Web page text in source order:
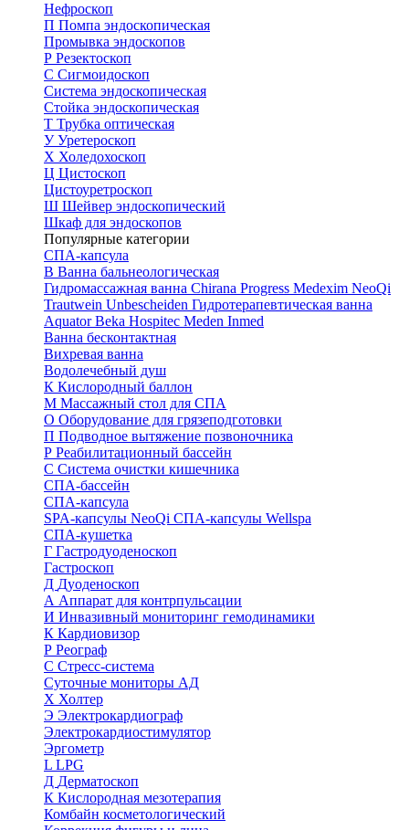
Нефроскоп
П Помпа эндоскопическая
Промывка эндоскопов
Р Резектоскоп
С Сигмоидоскоп
Система эндоскопическая
Стойка эндоскопическая
Т Трубка оптическая
УУретероскоп
Х Холедохоскоп
Ц Цистоскоп
Цистоуретроскоп
Ш Шейвер эндоскопический
Шкаф для эндоскопов
Популярные категории
СПА-капсула
В Ванна бальнеологическая
Гидромассажная ванна Chirana Progress Medexim NeoQi
Trautwein Unbescheiden Гидротерапевтическая ванна
AquatorBeka Hospitec Meden Inmed
Ванна бесконтактная
Вихревая ванна
Водолечебный душ
К Кислородный баллон
М Массажный стол для СПА
О Оборудование для грязеподготовки
П Подводное вытяжение позвоночника
Р Реабилитационный бассейн
С Система очистки кишечника
СПА-бассейн
СПА-капсула
SPA-капсулы NeoQi СПА-капсулы Wellspa
СПА-кушетка
Г Гастродуоденоскоп
Гастроскоп
Д Дуоденоскоп
А Аппарат для контрпульсации
И Инвазивный мониторинг гемодинамики
К Кардиовизор
Р Реограф
С Стресс-система
Суточные мониторы АД
Х Холтер
Э Электрокардиограф
Электрокардиостимулятор
Эргометр
L LPG
Д Дерматоскоп
К Кислородная мезотерапия
Комбайн косметологический